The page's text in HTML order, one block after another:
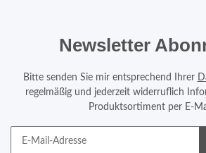
Newsletter
Bitte senden Sie mir entsprechend Ihrer
regelmäßig und jederzeit widerruflich
Produktsortiment per E-